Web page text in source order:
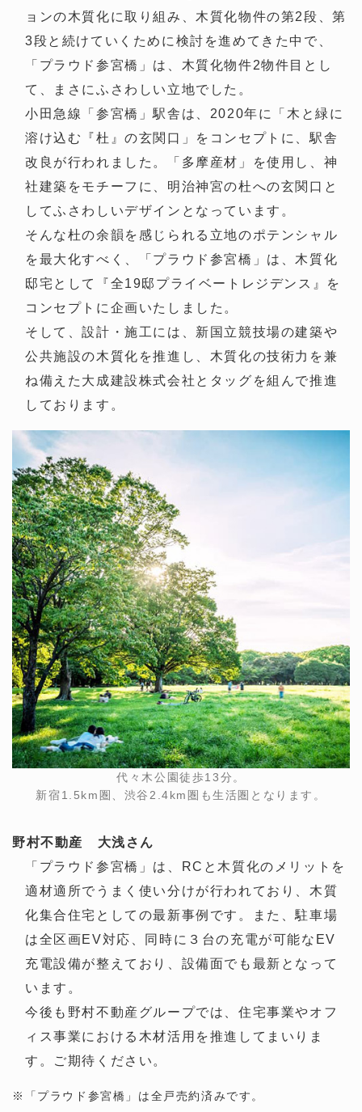
ョンの木質化に取り組み、木質化物件の第2段、第
3段と続けていくために検討を進めてきた中で、
「プラウド参宮橋」は、木質化物件2物件目とし
て、まさにふさわしい立地でした。
小田急線「参宮橋」駅舎は、2020年に「木と緑に
溶け込む『杜』の玄関口」をコンセプトに、駅舎
改良が行われました。「多摩産材」を使用し、神
社建築をモチーフに、明治神宮の杜への玄関口と
してふさわしいデザインとなっています。
そんな杜の余韻を感じられる立地のポテンシャル
を最大化すべく、「プラウド参宮橋」は、木質化
邸宅として『全19邸プライベートレジデンス』を
コンセプトに企画いたしました。
そして、設計・施工には、新国立競技場の建築や
公共施設の木質化を推進し、木質化の技術力を兼
ね備えた大成建設株式会社とタッグを組んで推進
しております。
代々木公園徒歩13分。
新宿1.5km圏、渋谷2.4km圏も生活圏となります。
野村不動産 大浅さん
「プラウド参宮橋」は、RCと木質化のメリットを
適材適所でうまく使い分けが行われており、木質
化集合住宅としての最新事例です。また、駐車場
は全区画EV対応、同時に３台の充電が可能なEV
充電設備が整えており、設備面でも最新となって
います。
今後も野村不動産グループでは、住宅事業やオフ
ィス事業における木材活用を推進してまいりま
す。ご期待ください。
※「プラウド参宮橋」は全戸売約済みです。